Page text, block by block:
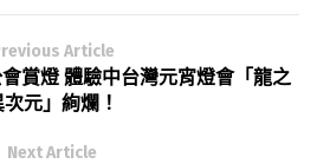
Article
賞燈 體驗中台灣元宵燈會「龍之
元」絢爛！
Next Article